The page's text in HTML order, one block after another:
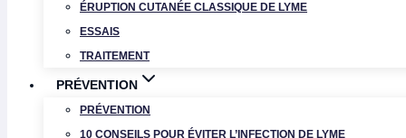
ÉRUPTION CUTANÉE CLASSIQUE DE LYME
ESSAIS
TRAITEMENT
PRÉVENTION
PRÉVENTION
10 CONSEILS POUR ÉVITER L’INFECTION DE LYME